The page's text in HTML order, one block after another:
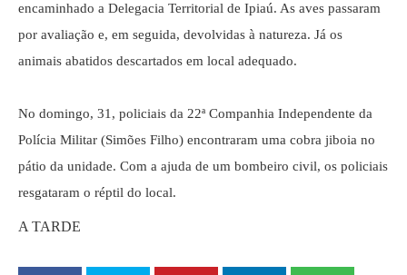
encaminhado a Delegacia Territorial de Ipiaú. As aves passaram
por avaliação e, em seguida, devolvidas à natureza. Já os
animais abatidos descartados em local adequado.
No domingo, 31, policiais da 22ª Companhia Independente da
Polícia Militar (Simões Filho) encontraram uma cobra jiboia no
pátio da unidade. Com a ajuda de um bombeiro civil, os policiais
resgataram o réptil do local.
A TARDE